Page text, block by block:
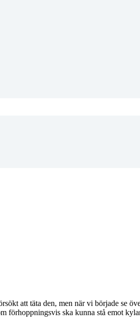
att täta den, men när vi började se
förhoppningsvis ska kunna stå emot